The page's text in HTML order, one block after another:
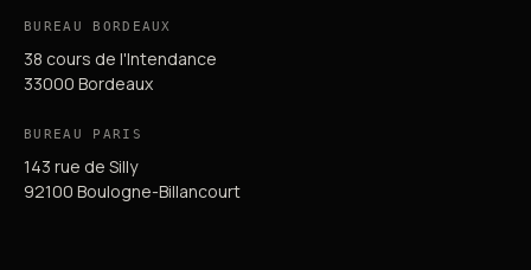
BUREAU BORDEAUX
38 cours de l'Intendance
33000 Bordeaux
BUREAU PARIS
143 rue de Silly
92100 Boulogne-Billancourt